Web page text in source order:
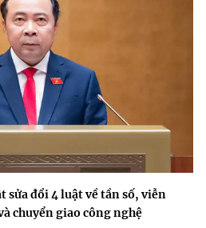
sửa đổi 4 luật về tần số, viễn
chuyển giao công nghệ